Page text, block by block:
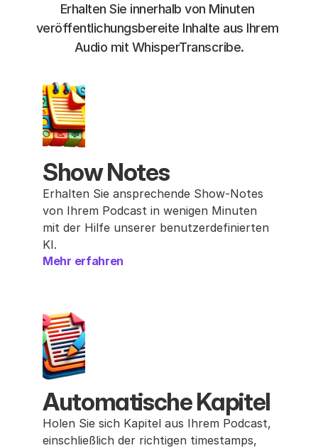
Erhalten Sie innerhalb von Minuten
veröffentlichungsbereite Inhalte aus Ihrem
Audio mit WhisperTranscribe.
Show Notes
Erhalten Sie ansprechende Show-Notes
von Ihrem Podcast in wenigen Minuten
mit der Hilfe unserer benutzerdefinierten
KI.
Mehr erfahren
Automatische Kapitel
Holen Sie sich Kapitel aus Ihrem Podcast,
einschließlich der richtigen timestamps,